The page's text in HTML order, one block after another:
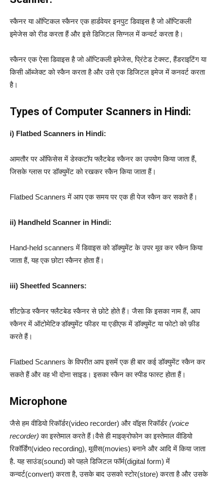
स्कैनर या ऑप्टिकल स्कैनर एक हार्डवेयर इनपुट डिवाइस है जो ऑप्टिकली
इमेजेस को रीड करता हैं और इसे डिजिटल सिग्नल में कन्‍वर्ट करता है।
स्कैनर एक ऐसा डिवाइस है जो ऑप्टिकली इमेजेस, प्रिंटेड टेक्‍स्‍ट, हैंडराइटिंग या
किसी ऑब्जेक्ट को स्कैन करता है और उसे एक डिजिटल इमेज में कनवर्ट करता
है।
Types of Computer Scanners in Hindi:
i) Flatbed Scanners in Hindi:
आमतौर पर ऑफिसेस में डेस्कटॉप फ्लैटबेड स्कैनर का उपयोग किया जाता हैं,
जिसके ग्‍लास पर डॉक्‍युमेंट को रखकर स्‍कैन किया जाता हैं।
Flatbed Scanners में आप एक समय पर एक ही पेज स्‍कैन कर सकते हैं।
ii) Handheld Scanner in Hindi:
Hand-held scanners में डिवाइस को डॉक्‍युमेंट के उपर मूव कर स्‍कैन किया
जाता हैं, यह एक छोटा स्‍कैनर होता हैं।
iii) Sheetfed Scanners:
शीटफ़ेड स्कैनर फ्लैटबेड स्कैनर से छोटे होते हैं। जैसा कि इसका नाम हैं, आप
स्कैनर में ऑटोमेटिक्‍ डॉक्‍युमेंट फीडर या एडीएफ में डॉक्‍युमेंट या फोटो को फ़ीड
करते हैं।
Flatbed Scanners के विपरीत आप इसमें एक ही बार कई डॉक्‍युमेंट स्‍कैन कर
सकते हैं और वह भी दोना साइड। इसका स्‍कैन का स्‍पीड फास्‍ट होता हैं।
Microphone
जैसे हम वीडियो रिकॉर्डर(video recorder) और वॉइस रिकॉर्डर (voice
recorder) का इस्तेमाल करते हैं।वैसे ही माइक्रोफोन का इस्तेमाल वीडियो
रिकॉर्डिंग(video recording), मूवीस(movies) बनाने और आदि में किया जाता
है. यह साउंड(sound) को पहले डिजिटल फॉर्म(digital form) में
कन्वर्ट(convert) करता है, उसके बाद उसको स्टोर(store) करता है और उसके